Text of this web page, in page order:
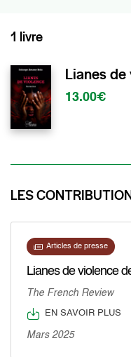
1 livre
Lianes
13.00€
LES
Articles de presse
Lianes de violence
The French Review
EN SAVOIR PLUS
Mars 2025